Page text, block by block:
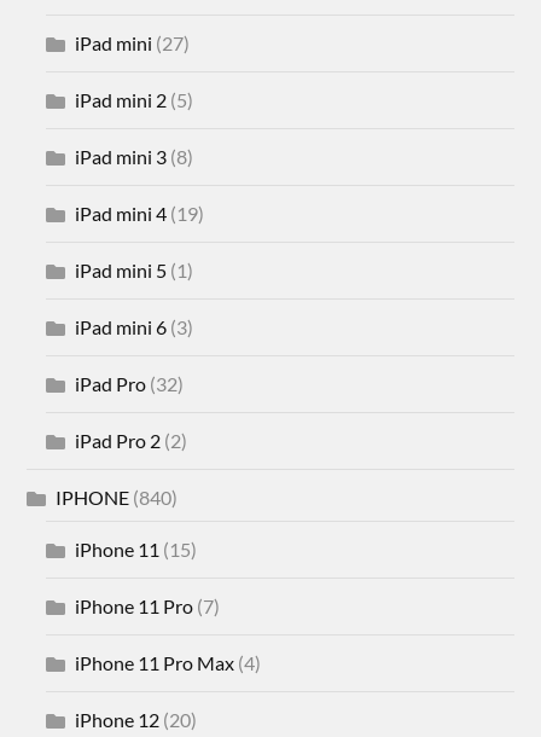
iPad mini (27)
iPad mini 2 (5)
iPad mini 3 (8)
iPad mini 4 (19)
iPad mini 5 (1)
iPad mini 6 (3)
iPad Pro (32)
iPad Pro 2 (2)
IPHONE (840)
iPhone 11 (15)
iPhone 11 Pro (7)
iPhone 11 Pro Max (4)
iPhone 12 (20)